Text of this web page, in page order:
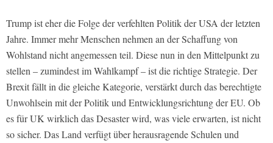
Trump ist eher die Folge der verfehlten Politik der USA der letzten
Jahre. Immer mehr Menschen nehmen an der Schaffung von
Wohlstand nicht angemessen teil. Diese nun in den Mittelpunkt zu
stellen – zumindest im Wahlkampf – ist die richtige Strategie. Der
Brexit fällt in die gleiche Kategorie, verstärkt durch das berechtigte
Unwohlsein mit der Politik und Entwicklungsrichtung der EU. Ob
es für UK wirklich das Desaster wird, was viele erwarten, ist nicht
so sicher. Das Land verfügt über herausragende Schulen und